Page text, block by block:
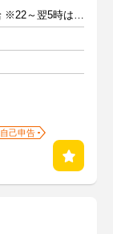
時給1050円以上＋交通費支給 ※22～翌5時は時給1313円
己申告